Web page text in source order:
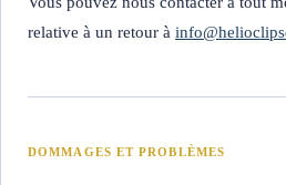
relative à un retour à
DOMMAGES ET PROBLÈMES